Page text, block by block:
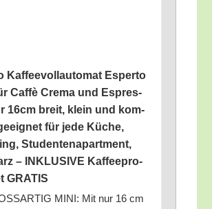
Kaf­fee­voll­au­to­mat Esper­to
Caf­fè Cre­ma und Espres­
16cm breit, klein und kom­
für jede Küche,
Stu­den­ten­apart­ment,
– INKLUSIVE Kaf­fee­pro­
GRATIS
MINI: Mit nur 16 cm